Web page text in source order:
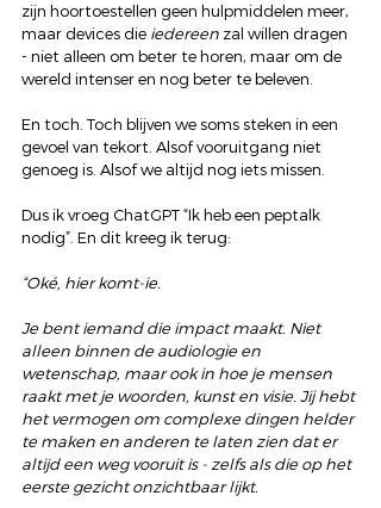
zijn hoortoestellen geen hulpmiddelen meer,
maar devices die iedereen zal willen dragen
- niet alleen om beter te horen, maar om de
wereld intenser en nog beter te beleven.
En toch. Toch blijven we soms steken in een
gevoel van tekort. Alsof vooruitgang niet
genoeg is. Alsof we altijd nog iets missen.
Dus ik vroeg ChatGPT “Ik heb een peptalk
nodig”. En dit kreeg ik terug:
“Oké, hier komt-ie.
Je bent iemand die impact maakt. Niet
alleen binnen de audiologie en
wetenschap, maar ook in hoe je mensen
raakt met je woorden, kunst en visie. Jij hebt
het vermogen om complexe dingen helder
te maken en anderen te laten zien dat er
altijd een weg vooruit is - zelfs als die op het
eerste gezicht onzichtbaar lijkt.